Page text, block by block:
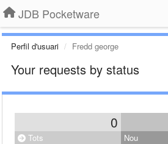
JDB Pocketware
Perfil d'usuari Fredd george
Your requests by status
0
Tots Nou